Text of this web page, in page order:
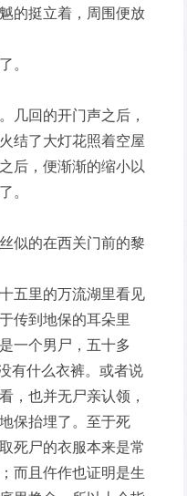
的挺立着，周围便放
。
几回的开门声之后，
结了大灯花照着空屋
后，便渐渐的缩小以
。
似的在西关门前的黎
五里的万流湖里看见
传到地保的耳朵里
一个男尸，五十多
有什么衣裤。或者说
，也并无尸亲认领，
保抬埋了。至于死
死尸的衣服本来是常
而且仵作也证明是生